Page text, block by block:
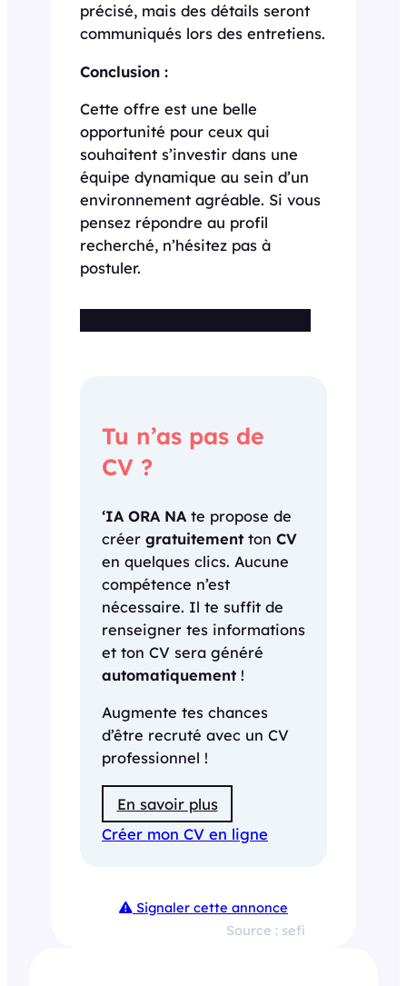
précisé, mais des détails seront
communiqués lors des entretiens.
Conclusion :
Cette offre est une belle
opportunité pour ceux qui
souhaitent s’investir dans une
équipe dynamique au sein d’un
environnement agréable. Si vous
pensez répondre au profil
recherché, n’hésitez pas à
postuler.
Tu n’as pas de
CV ?
‘IA ORA NA te propose de
créer gratuitementton CV
en quelques clics. Aucune
compétence n’est
nécessaire. Il te suffit de
renseigner tes informations
et ton CV sera généré
automatiquement!
Augmente tes chances
d’être recruté avec un CV
professionnel !
En savoir plus
Créer mon CV en ligne
Signaler cette annonce
Source : sefi